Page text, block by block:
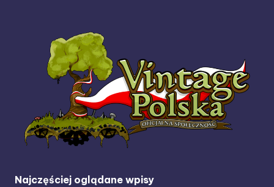
Najczęściej oglądane wpisy